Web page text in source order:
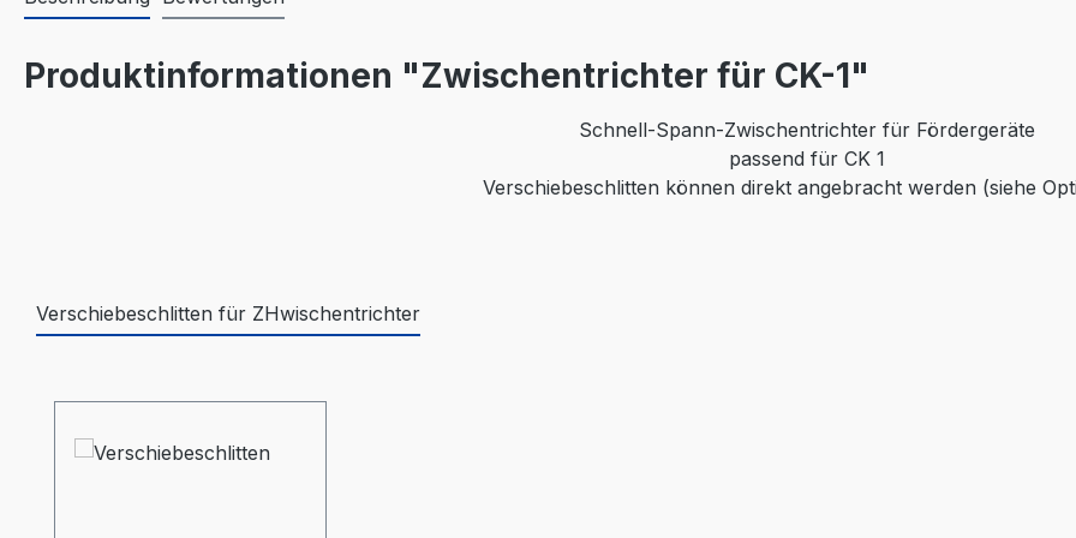
Produktinformationen "Zwischentrichter für CK-1"
Schnell-Spann-Zwischentrichter für Fördergeräte
passend für CK 1
Verschiebeschlitten können direkt angebracht werden (siehe
Verschiebeschlitten für ZHwischentrichter